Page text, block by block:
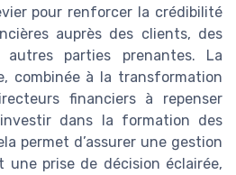
pour renforcer la crédibilité
auprès des clients, des
parties prenantes. La
combinée à la transformation
financiers à repenser
dans la formation des
permet d’assurer une gestion
une prise de décision éclairée,